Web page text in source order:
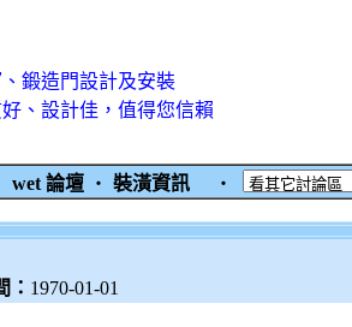
鍛造門設計及安裝
、設計佳，值得您信賴
wet 論壇 ‧ 裝潢資訊 ‧
： 1970-01-01